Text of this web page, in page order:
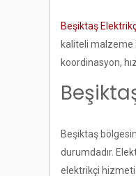
Beşiktaş
kaliteli malzeme
koordinasyon,
Beşiktaş
durumdadır.
elektrikçi hizmeti